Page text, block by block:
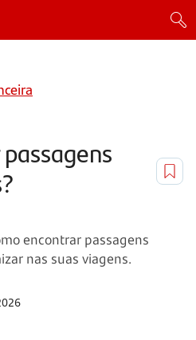
encontrar passagens
nas suas viagens.